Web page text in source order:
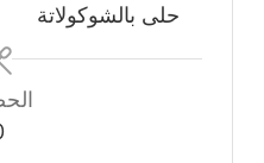
حلى بالشوكولاتة